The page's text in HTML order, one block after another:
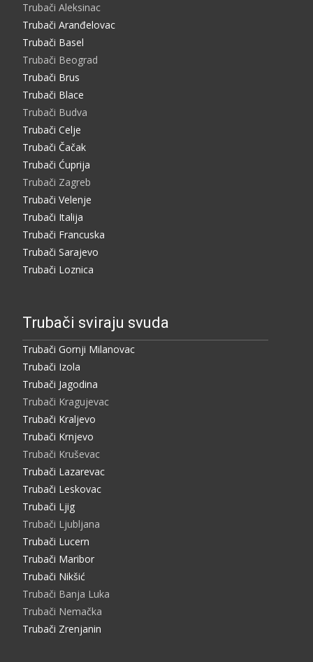
Trubači Aleksinac
Trubači Aranđelovac
Trubači Basel
Trubači Beograd
Trubači Brus
Trubači Blace
Trubači Budva
Trubači Celje
Trubači Čačak
Trubači Ćuprija
Trubači Zagreb
Trubači Velenje
Trubači Italija
Trubači Francuska
Trubači Sarajevo
Trubači Loznica
Trubači sviraju svuda
Trubači Gornji Milanovac
Trubači Izola
Trubači Jagodina
Trubači Kragujevac
Trubači Kraljevo
Trubači Krnjevo
Trubači Kruševac
Trubači Lazarevac
Trubači Leskovac
Trubači Ljig
Trubači Ljubljana
Trubači Lucern
Trubači Maribor
Trubači Nikšić
Trubači Banja Luka
Trubači Nemačka
Trubači Zrenjanin